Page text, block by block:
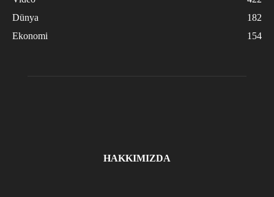
Dünya
182
Ekonomi
154
HAKKIMIZDA